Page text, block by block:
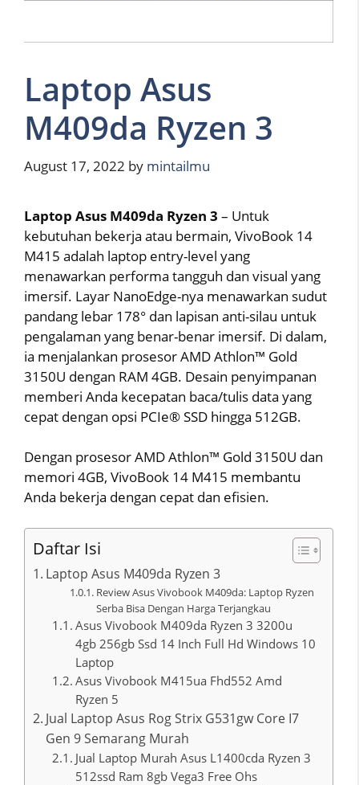
Laptop Asus
M409da Ryzen 3
August 17, 2022 by mintailmu
Laptop Asus M409da Ryzen 3 – Untuk
kebutuhan bekerja atau bermain, VivoBook 14
M415 adalah laptop entry-level yang
menawarkan performa tangguh dan visual yang
imersif. Layar NanoEdge-nya menawarkan sudut
pandang lebar 178° dan lapisan anti-silau untuk
pengalaman yang benar-benar imersif. Di dalam,
ia menjalankan prosesor AMD Athlon™ Gold
3150U dengan RAM 4GB. Desain penyimpanan
memberi Anda kecepatan baca/tulis data yang
cepat dengan opsi PCIe® SSD hingga 512GB.
Dengan prosesor AMD Athlon™ Gold 3150U dan
memori 4GB, VivoBook 14 M415 membantu
Anda bekerja dengan cepat dan efisien.
Daftar Isi
Laptop Asus M409da Ryzen 3
Review Asus Vivobook M409da: Laptop Ryzen
Serba Bisa Dengan Harga Terjangkau
Asus Vivobook M409da Ryzen 3 3200u
4gb 256gb Ssd 14 Inch Full Hd Windows 10
Laptop
Asus Vivobook M415ua Fhd552 Amd
Ryzen 5
Jual Laptop Asus Rog Strix G531gw Core I7
Gen 9 Semarang Murah
Jual Laptop Murah Asus L1400cda Ryzen 3
512ssd Ram 8gb Vega3 Free Ohs